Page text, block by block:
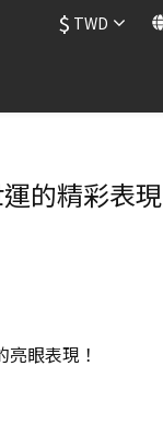
$ TWD
的精彩表現
眼表現！